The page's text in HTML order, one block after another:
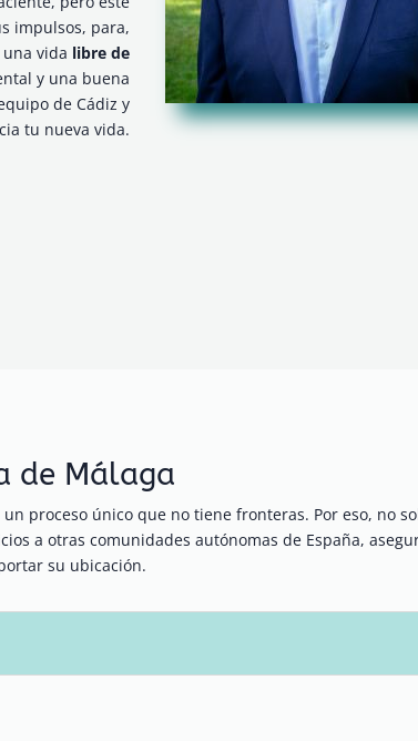
impulsos, para,
vida libre de
y una buena
de Cádiz y
tu nueva vida.
de Málaga
proceso único que no tiene fronteras. Por eso, no
a otras comunidades autónomas de España,
su ubicación.